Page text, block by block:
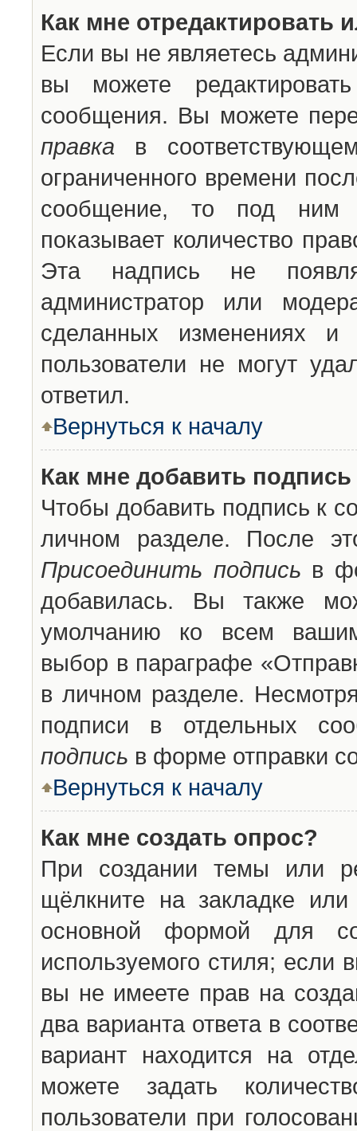
Как мне отредактировать
Если вы не являетесь
вы можете
сообщения. Вы можете
правка в
ограниченного времени
сообщение, то под ним
показывает количество
Эта надпись не
администратор или
сделанных изменениях
пользователи не могут
ответил.
Вернуться к началу
Как мне добавить
Чтобы добавить подпись к
личном разделе. После
Присоединить подпись в
добавилась. Вы также
умолчанию ко всем
выбор в параграфе
в личном разделе.
подписи в отдельных
подпись в форме отправки
Вернуться к началу
Как мне создать опрос?
При создании темы или
щёлкните на закладке
основной формой для
используемого стиля; если
вы не имеете прав на
два варианта ответа в
вариант находится на
можете задать
пользователи при